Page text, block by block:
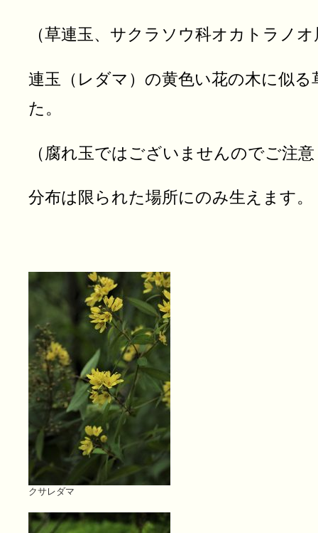
（草連玉、サクラソウ科オカトラノオ
連玉（レダマ）の黄色い花の木に似
た。
（腐れ玉ではございませんのでご注
分布は限られた場所にのみ生えます。
クサレダマ